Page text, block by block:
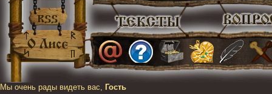
Мы очень рады видеть вас, Гость